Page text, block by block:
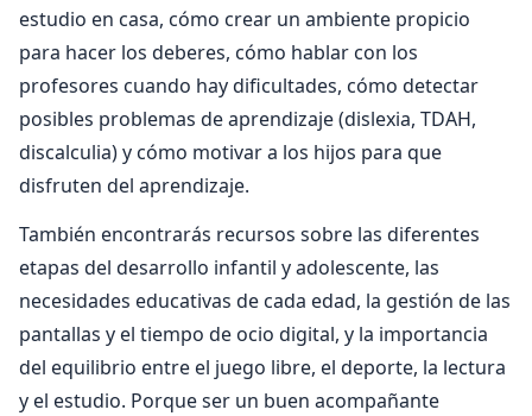
estudio en casa, cómo crear un ambiente propicio
para hacer los deberes, cómo hablar con los
profesores cuando hay dificultades, cómo detectar
posibles problemas de aprendizaje (dislexia, TDAH,
discalculia) y cómo motivar a los hijos para que
disfruten del aprendizaje.
También encontrarás recursos sobre las diferentes
etapas del desarrollo infantil y adolescente, las
necesidades educativas de cada edad, la gestión de las
pantallas y el tiempo de ocio digital, y la importancia
del equilibrio entre el juego libre, el deporte, la lectura
y el estudio. Porque ser un buen acompañante